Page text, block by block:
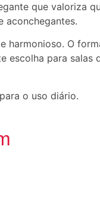
que valoriza
aconchegantes.
harmonioso. O
escolha para salas
o uso diário.